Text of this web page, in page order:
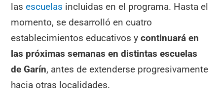
lasescuelas incluidas en el programa. Hasta el
momento, se desarrolló en cuatro
establecimientos educativos ycontinuará en
las próximas semanas en distintas escuelas
de Garín, antes de extenderse progresivamente
hacia otras localidades.